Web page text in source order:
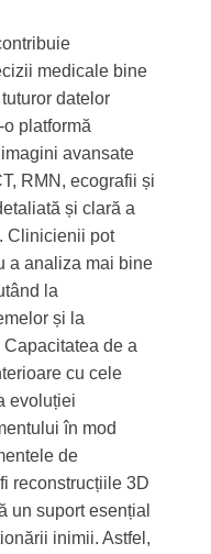
medicale bine
datelor
platformă
avansate
RMN, ecografii și
și clară a
Clinicienii pot
a analiza mai bine
la
și la
de a
cu cele
evoluției
în mod
de
reconstrucțiile 3D
un suport esențial
inimii. Astfel,